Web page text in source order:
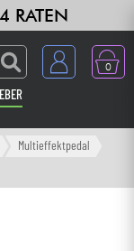
RATEN
0
Multieffektpedal